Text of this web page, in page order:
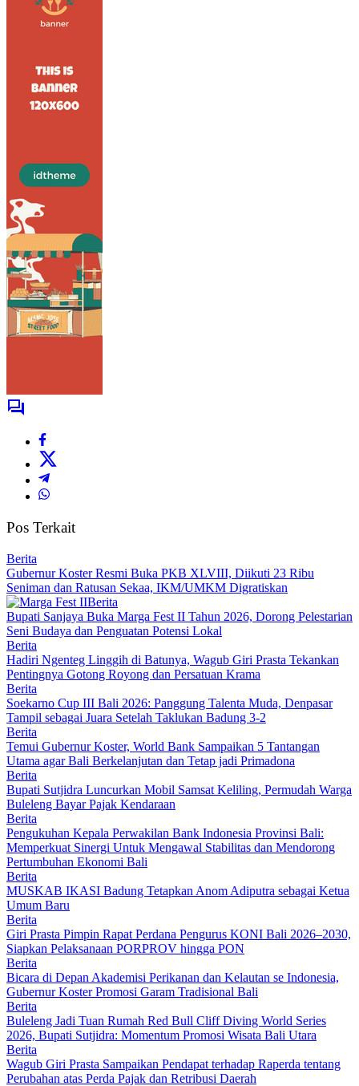
Pos Terkait
Berita
Gubernur Koster Resmi Buka PKB XLVIII, Diikuti 23 Ribu
Seniman dan Ratusan Sekaa, IKM/UMKM Digratiskan
Berita
Bupati Sanjaya Buka Marga Fest II Tahun 2026, Dorong Pelestarian
Seni Budaya dan Penguatan Potensi Lokal
Berita
Hadiri Ngenteg Linggih di Batunya, Wagub Giri Prasta Tekankan
Pentingnya Gotong Royong dan Persatuan Krama
Berita
Soekarno Cup III Bali 2026: Panggung Talenta Muda, Denpasar
Tampil sebagai Juara Setelah Taklukan Badung 3-2
Berita
Temui Gubernur Koster, World Bank Sampaikan 5 Tantangan
Utama agar Bali Berkelanjutan dan Tetap jadi Primadona
Berita
Bupati Sutjidra Luncurkan Mobil Samsat Keliling, Permudah Warga
Buleleng Bayar Pajak Kendaraan
Berita
Pengukuhan Kepala Perwakilan Bank Indonesia Provinsi Bali:
Memperkuat Sinergi Untuk Mengawal Stabilitas dan Mendorong
Pertumbuhan Ekonomi Bali
Berita
MUSKAB IKASI Badung Tetapkan Anom Adiputra sebagai Ketua
Umum Baru
Berita
Giri Prasta Pimpin Rapat Perdana Pengurus KONI Bali 2026–2030,
Siapkan Pelaksanaan PORPROV hingga PON
Berita
Bicara di Depan Akademisi Perikanan dan Kelautan se Indonesia,
Gubernur Koster Promosi Garam Tradisional Bali
Berita
Buleleng Jadi Tuan Rumah Red Bull Cliff Diving World Series
2026, Bupati Sutjidra: Momentum Promosi Wisata Bali Utara
Berita
Wagub Giri Prasta Sampaikan Pendapat terhadap Raperda tentang
Perubahan atas Perda Pajak dan Retribusi Daerah